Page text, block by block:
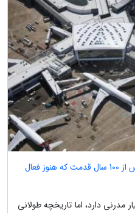
قدیمی ترین فرودگاه های دنیا با بیش از 100 سال قدمت که هنوز فعال
دارد، اما تاریخچه طولانی